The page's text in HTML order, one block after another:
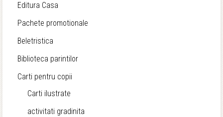
Editura Casa
Pachete promotionale
Beletristica
Biblioteca parintilor
Carti pentru copii
Carti ilustrate
activitati gradinita